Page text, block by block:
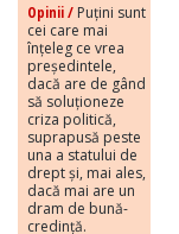
Opinii / Puțini sunt
cei care mai
înțeleg ce vrea
președintele,
dacă are de gând
să soluționeze
criza politică,
suprapusă peste
una a statului de
drept și, mai ales,
dacă mai are un
dram de bună-
credință.